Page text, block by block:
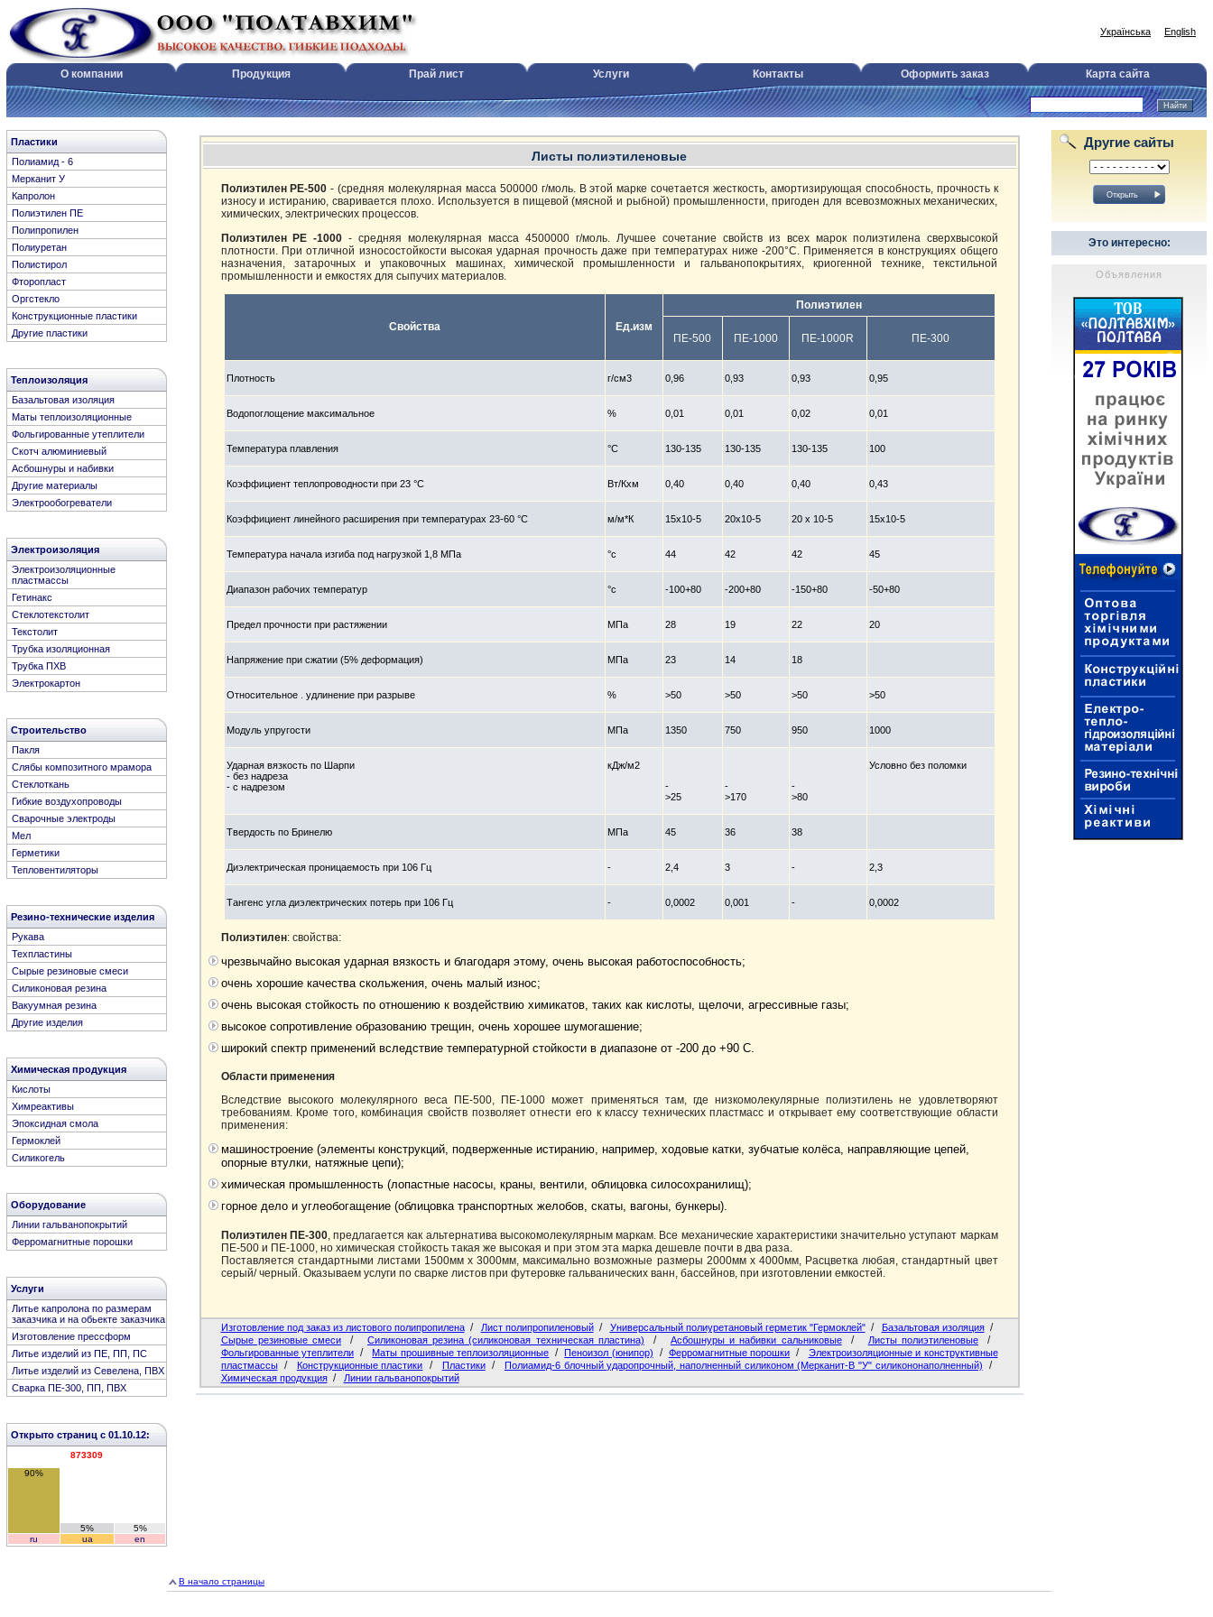
Українська English
О компании Продукция Прай лист Услуги Контакты Оформить заказ Карта сайта
Пластики
Полиамид - 6
Мерканит У
Капролон
Полиэтилен ПЕ
Полипропилен
Полиуретан
Полистирол
Фторопласт
Оргстекло
Конструкционные пластики
Другие пластики
Теплоизоляция
Базальтовая изоляция
Маты теплоизоляционные
Фольгированные утеплители
Скотч алюминиевый
Асбошнуры и набивки
Другие материалы
Электрообогреватели
Электроизоляция
Электроизоляционные
пластмассы
Гетинакс
Стеклотекстолит
Текстолит
Трубка изоляционная
Трубка ПХВ
Электрокартон
Строительство
Пакля
Слябы композитного мрамора
Стеклоткань
Гибкие воздухопроводы
Сварочные электроды
Мел
Герметики
Тепловентиляторы
Резино-технические изделия
Рукава
Техпластины
Сырые резиновые смеси
Cиликоновая резина
Вакуумная резина
Другие изделия
Химическая продукция
Кислоты
Химреактивы
Эпоксидная смола
Гермоклей
Силикогель
Оборудование
Линии гальванопокрытий
Ферромагнитные порошки
Услуги
Литье капролона по размерам
заказчика и на обьекте заказчика
Изготовление прессформ
Литье изделий из ПЕ, ПП, ПС
Литье изделий из Севелена, ПВХ
Сварка ПЕ-300, ПП, ПВХ
Открыто страниц с 01.10.12:
873309
90%
5%
5%
ru
ua en
Листы полиэтиленовые
Полиэтилен РЕ-500 - (средняя молекулярная масса 500000 г/моль. В этой марке сочетается жесткость, амортизирующая способность, прочность к
износу и истиранию, сваривается плохо. Используется в пищевой (мясной и рыбной) промышленности, пригоден для всевозможных механических,
химических, электрических процессов.
Полиэтилен РЕ -1000- средняя молекулярная масса 4500000 г/моль. Лучшее сочетание свойств из всех марок полиэтилена сверхвысокой
плотности. При отличной износостойкости высокая ударная прочность даже при температурах ниже -200°С. Применяется в конструкциях общего
назначения, затарочных и упаковочных машинах, химической промышленности и гальванопокрытиях, криогенной технике, текстильной
промышленности и емкостях для сыпучих материалов.
Свойства Ед.изм
Полиэтилен
ПЕ-500 ПЕ-1000 ПЕ-1000R ПЕ-300
Плотность г/см3 0,96 0,93 0,93 0,95
Водопоглощение максимальное % 0,01 0,01 0,02 0,01
Температура плавления °С 130-135 130-135 130-135 100
Коэффициент теплопроводности при 23 °С Вт/Кхм 0,40 0,40 0,40 0,43
Коэффициент линейного расширения при температурах 23-60 °С м/м*К 15х10-5 20х10-5 20 х 10-5 15х10-5
Температура начала изгиба под нагрузкой 1,8 МПа °с 44 42 42 45
Диапазон рабочих температур °с -100+80 -200+80 -150+80 -50+80
Предел прочности при растяжении МПа 28 19 22 20
Напряжение при сжатии (5% деформация) МПа 23 14 18
Относительное . удлинение при разрыве % >50 >50 >50 >50
Модуль упругости МПа 1350 750 950 1000
Ударная вязкость по Шарпи
- без надреза
- с надрезом
кДж/м2
-
>25
-
>170
-
>80
Условно без поломки
Твердость по Бринелю МПа 45 36 38
Диэлектрическая проницаемость при 106 Гц - 2,4 3 - 2,3
Тангенс угла диэлектрических потерь при 106 Гц - 0,0002 0,001 - 0,0002
Полиэтилен: свойства:
чрезвычайно высокая ударная вязкость и благодаря этому, очень высокая работоспособность;
очень хорошие качества скольжения, очень малый износ;
очень высокая стойкость по отношению к воздействию химикатов, таких как кислоты, щелочи, агрессивные газы;
высокое сопротивление образованию трещин, очень хорошее шумогашение;
широкий спектр применений вследствие температурной стойкости в диапазоне от -200 до +90 С.
Области применения
Вследствие высокого молекулярного веса ПЕ-500, ПЕ-1000 может применяться там, где низкомолекулярные полиэтилень не удовлетворяют
требованиям. Кроме того, комбинация свойств позволяет отнести его к классу технических пластмасс и открывает ему соответствующие области
применения:
машиностроение (элементы конструкций, подверженные истиранию, например, ходовые катки, зубчатые колёса, направляющие цепей,
опорные втулки, натяжные цепи);
химическая промышленность (лопастные насосы, краны, вентили, облицовка силосохранилищ);
горное дело и углеобогащение (облицовка транспортных желобов, скаты, вагоны, бункеры).
Полиэтилен ПЕ-300, предлагается как альтернатива высокомолекулярным маркам. Все механические характеристики значительно уступают маркам
ПЕ-500 и ПЕ-1000, но химическая стойкость такая же высокая и при этом эта марка дешевле почти в два раза.
Поставляется стандартными листами 1500мм х 3000мм, максимально возможные размеры 2000мм х 4000мм, Расцветка любая, стандартный цвет
серый/ черный. Оказываем услуги по сварке листов при футеровке гальванических ванн, бассейнов, при изготовлении емкостей.
Изготовление под заказ из листового полипропилена/ Лист полипропиленовый/ Универсальный полиуретановый герметик "Гермоклей"/ Базальтовая изоляция/
Сырые резиновые смеси/Cиликоновая резина (силиконовая техническая пластина) / Асбошнуры и набивки сальниковые/ Листы полиэтиленовые/
Фольгированные утеплители/ Маты прошивные теплоизоляционные /Пеноизол (юнипор) / Ферромагнитные порошки /
Электроизоляционные и конструктивные
пластмассы/ Конструкционные пластики / Пластики/ Полиамид-6 блочный ударопрочный, наполненный силиконом (Мерканит-В "У" силикононаполненный) /
Химическая продукция/ Линии гальванопокрытий
Другие сайты
Это интересно:
Объявления
В начало страницы